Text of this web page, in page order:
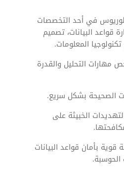
في أحد التخصصات
قواعد البيانات، تصميم
المعلومات.
مهارات التحليل والقدرة
الصحيحة بشكل سريع.
الخبيثة على
بأمان قواعد البيانات
الحوسبة.